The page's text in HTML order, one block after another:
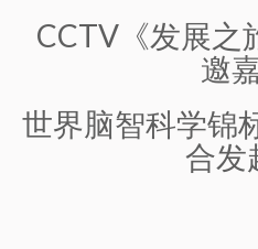
CCTV《发展之
邀
世界脑智科学锦
合发